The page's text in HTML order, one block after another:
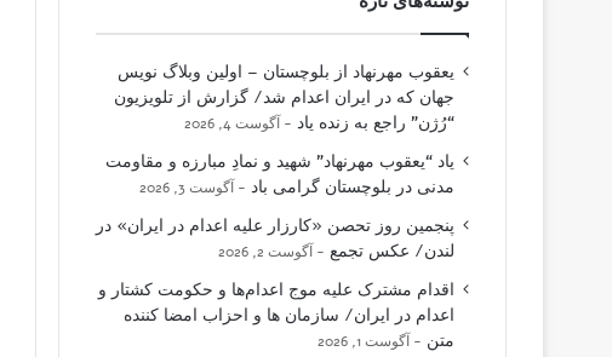
یعقوب مهرنهاد از بلوچستان – اولین وبلاگ نویس
جهان که در ایران اعدام شد/ گزارش از تلویزیون
“رُژن” راجع به زنده یاد
آگوست 4, 2026
یاد “یعقوب مهرنهاد” شهید و نمادِ مبارزه و مقاومت
مدنی در بلوچستان گرامی باد
آگوست 3, 2026
پنجمین روز تحصن «کارزار علیه اعدام در ایران» در
لندن/ عکس تجمع
آگوست 2, 2026
اقدام مشترک علیه موج اعدام‌ها و حکومت کشتار و
اعدام در ایران/ سازمان ها و احزاب امضا کننده
متن
آگوست 1, 2026